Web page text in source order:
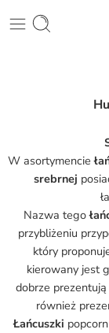
W asortymencie
srebrnej
Nazwa tego
przybliżeniu
który
kierowany jest
dobrze
również
Łańcuszki